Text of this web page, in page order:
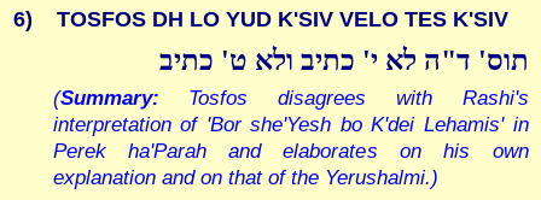
6) TOSFOS DH LO YUD K'SIV VELO TES K'SIV
תוס' ד"ה לא י' כתיב ולא ט' כתיב
(Summary: Tosfos disagrees with Rashi's
interpretation of 'Bor she'Yesh bo K'dei Lehamis' in
Perek ha'Parah and elaborates on his own
explanation and on that of the Yerushalmi.)